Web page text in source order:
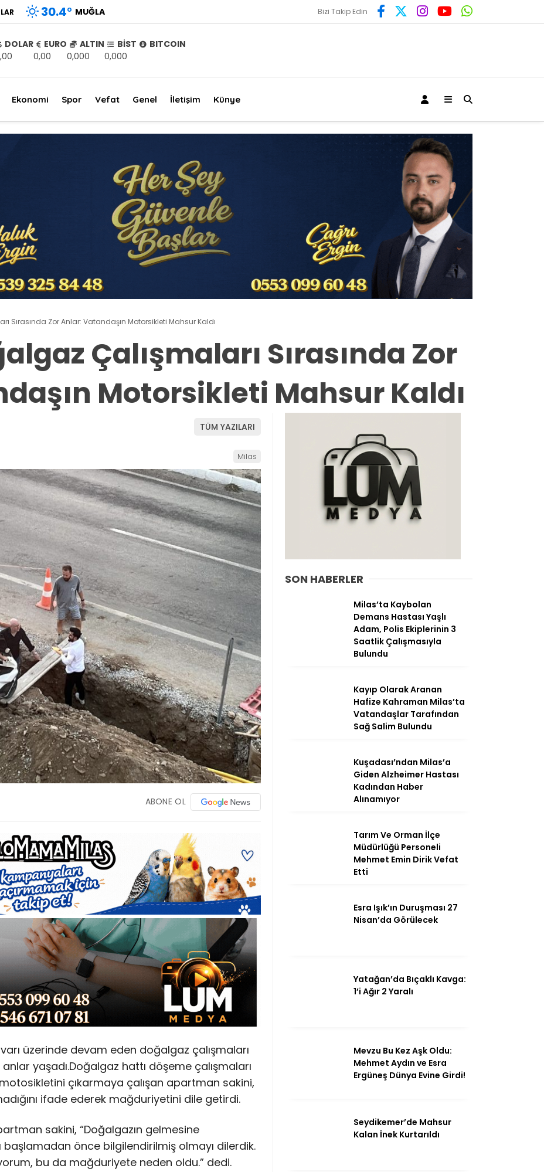
Milas
Gündem
Ekonomi
Spor
Genel
İletişim
Künye
WhatsApp
İhbar Hattı
Facebook
30.4° MUĞLA Bizi Takip Edin
DOLAR
EURO
0,00
ALTIN
0,000
BİST
0,000
BITCOIN
Ekonomi Spor Vefat Genel İletişim Künye
Sırasında Zor Anlar: Vatandaşın Motorsikleti Mahsur Kaldı
Çalışmaları Sırasında Zor
Motorsikleti Mahsur Kaldı
TÜM YAZILARI
Milas
ABONE OL
üzerinde devam eden doğalgaz çalışmaları
yaşadı.Doğalgaz hattı döşeme çalışmaları
çıkarmaya çalışan apartman sakini,
ifade ederek mağduriyetini dile getirdi.
sakini, “Doğalgazın gelmesine
başlamadan önce bilgilendirilmiş olmayı dilerdik.
bu da mağduriyete neden oldu.” dedi.
SON HABERLER
Milas’ta Kaybolan
Demans Hastası Yaşlı
Adam, Polis Ekiplerinin 3
Saatlik Çalışmasıyla
Bulundu
Kayıp Olarak Aranan
Hafize Kahraman Milas’ta
Vatandaşlar Tarafından
Sağ Salim Bulundu
Kuşadası’ndan Milas’a
Giden Alzheimer Hastası
Kadından Haber
Alınamıyor
Tarım Ve Orman İlçe
Müdürlüğü Personeli
Mehmet Emin Dirik Vefat
Etti
Esra Işık’ın Duruşması 27
Nisan’da Görülecek
Yatağan’da Bıçaklı Kavga:
1’i Ağır 2 Yaralı
Mevzu Bu Kez Aşk Oldu:
Mehmet Aydın ve Esra
Ergüneş Dünya Evine Girdi!
Seydikemer’de Mahsur
Kalan İnek Kurtarıldı